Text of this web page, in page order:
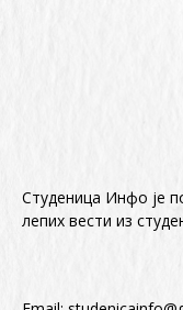
Студеница Инфо је
лепих вести из